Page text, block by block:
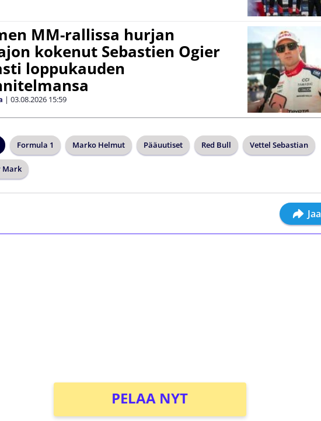
MM-rallissa hurjan
kokenut Sebastien Ogier
loppukauden
| 03.08.2026 15:59
Formula 1 Marko Helmut Pääuutiset Red Bull Vettel Sebastian
Mark
Jaa
PELAA NYT